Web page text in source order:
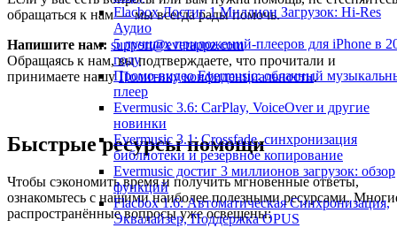
Flacbox Достиг 1 Миллион Загрузок: Hi-Res
Аудио
5 лучших приложений-плееров для iPhone в
году
Промо-видео Evermusic: облачный
плеер
Evermusic 3.6: CarPlay, VoiceOver и другие
новинки
Evermusic 3.1: Crossfade, синхронизация
библиотеки и резервное копирование
Evermusic достиг 3 миллионов загрузок: обзор
функций
Flacbox 1.6: Автоматическая Синхронизация,
Эквалайзер, Поддержка OPUS
обращаться к нам — мы всегда рады помочь.
Напишите нам: support@everappz.com
Обращаясь к нам, вы подтверждаете, что прочитали и
принимаете нашуПолитику конфиденциальности.
Быстрые ресурсы помощи
Чтобы сэкономить время и получить мгновенные ответы,
ознакомьтесь с нашими наиболее полезными ресурсами.
распространённые вопросы уже освещены: